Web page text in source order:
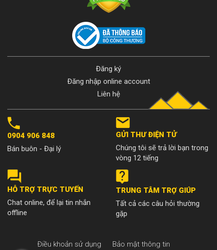
Đăng ký
Đăng nhập online account
Liên hệ
0904 906 848
Bán buôn - Đại lý
GỬI THƯ ĐIỆN TỬ
Chúng tôi sẽ trả lời bạn trong
vòng 12 tiếng
HỖ TRỢ TRỰC TUYẾN
Chat online, để lại tin nhắn
offline
TRUNG TÂM TRỢ GIÚP
Tất cả các câu hỏi thường
gặp
Điều khoản sử dụng Bảo mật thông tin